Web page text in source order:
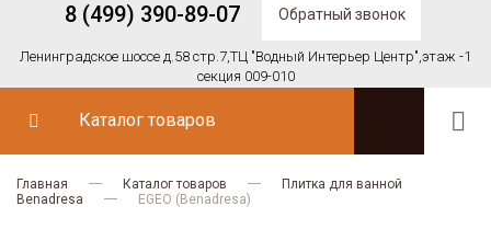
8 (499) 390-89-07 Обратный звонок
Ленинградское шоссе д.58 стр.7,ТЦ "Водный Интерьер Центр",этаж -1
секция 009-010
Каталог товаров
Главная Каталог товаров
Плитка для ванной
Benadresa
EGEO (Benadresa)